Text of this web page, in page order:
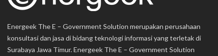
Energeek The E – Government Solution merupakan perusahaan
konsultasi dan jasa di bidang teknologi informasi yang terletak di
Surabaya Jawa Timur. Energeek The E – Government Solution